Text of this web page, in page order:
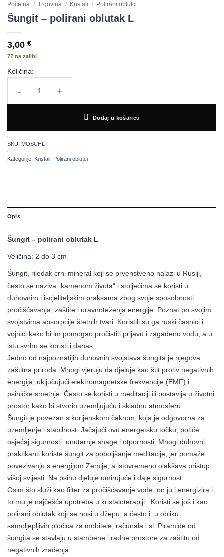
Početna / Trgovina / Kristali / Polirani oblutci
Šungit – polirani oblutak L
3,00 €
77 na zalihi
Količina:
Dodaj u košaricu
SKU: MOSCHL
Kategorije: Kristali Polirani oblutci
Opis
Šungit – polirani oblutak L
Veličina: 2 do 3 cm
Šungit, rijedak crni mineral koji se prvenstveno nalazi u Rusiji,
često se naziva „kamenom života“ i stoljećima se koristi u
duhovnim i iscjeliteljskim praksama zbog svoje sposobnosti
pročišćavanja, zaštite i uravnoteženja energije. Poznat po svojim
svojstvima apsorpcije štetnih tvari. Koristili su ga ruski časnici i
vojnici kako bi im pomogao pročistiti prljavu i zagađenu vodu, a u
istu svrhu se koristi i danas.
Jedno od najpoznatijih duhovnih svojstava šungita je njegova
zaštitna priroda. Mnogi vjeruju da djeluje kao štit protiv negativnih
energija, uključujući elektromagnetske frekvencije (EMF) i
psihičke smetnje. Često se koristi u meditaciji ili postavlja u životni
prostor kako bi stvorio uzemljujuću i skladnu atmosferu.
Šungit je povezan s korijenskom čakrom, koja je odgovorna za
uzemljenje i stabilnost. Jačajući ovu energetsku točku, potiče
osjećaj sigurnosti, unutarnje snage i otpornosti. Mnogi duhovni
praktikanti koriste šungit za poboljšanje meditacije, jer pomaže
povezivanju s energijom Zemlje, a istovremeno olakšava pristup
višoj svijesti. Na psihu djeluje umirujuće i daje sigurnost.
Osim što služi kao filter za pročišćavanje vode, on ju i energizira i
to mu je najčešća upotreba u kristaloterapiji. Koristi se još i kao
polirani oblutak koji se nosi u džepu, a često i u obliku
samoljepljivih pločica za mobitele, računala i sl. Piramide od
šungita se stavlaju u stambene i radne prostore za zaštitu od
negativnih zračenja.